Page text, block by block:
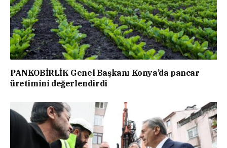
PANKOBİRLİK Genel Başkanı Konya’da pancar
üretimini değerlendirdi